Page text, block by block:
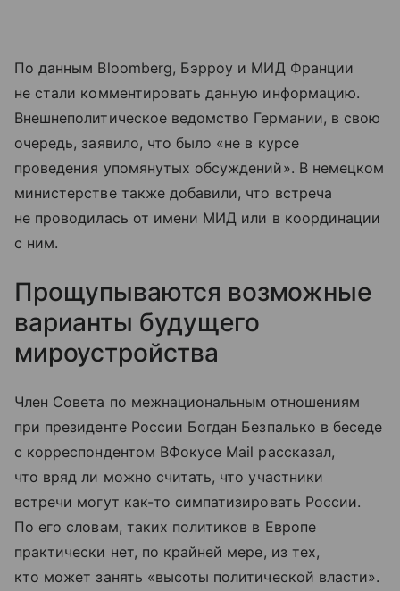
По данным Bloomberg, Бэрроу и МИД Франции
не стали комментировать данную информацию.
Внешнеполитическое ведомство Германии, в свою
очередь, заявило, что было «не в курсе
проведения упомянутых обсуждений». В немецком
министерстве также добавили, что встреча
не проводилась от имени МИД или в координации
с ним.
Прощупываются возможные
варианты будущего
мироустройства
Член Совета по межнациональным отношениям
при президенте России Богдан Безпалько в беседе
с корреспондентом ВФокусе Mail рассказал,
что вряд ли можно считать, что участники
встречи могут как-то симпатизировать России.
По его словам, таких политиков в Европе
практически нет, по крайней мере, из тех,
кто может занять «высоты политической власти».